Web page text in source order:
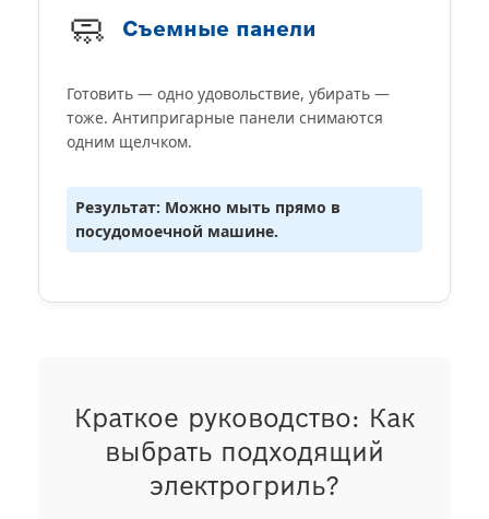
🧼 Съемные панели
Готовить — одно удовольствие, убирать —
тоже. Антипригарные панели снимаются
одним щелчком.
Результат: Можно мыть прямо в
посудомоечной машине.
Краткое руководство: Как
выбрать подходящий
электрогриль?